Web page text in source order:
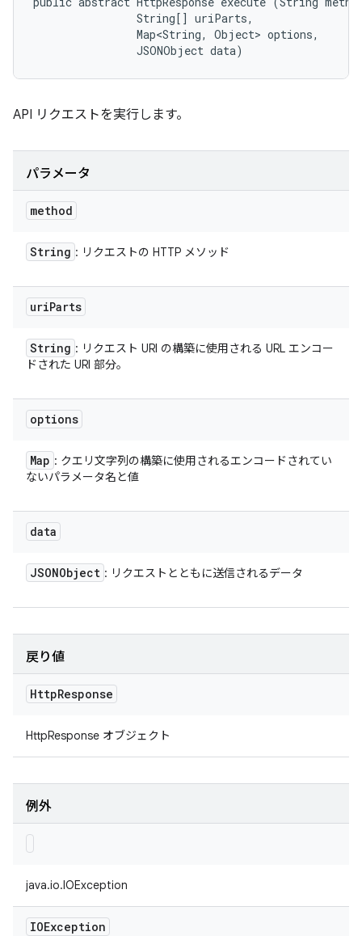
                String[] uriParts,
                Map<String, Object> options,
                JSONObject data)
API リクエストを実行します。
パラメータ
method
String : リクエストの HTTP メソッド
uriParts
String : リクエスト URI の構築に使用される URL エンコー
ドされた URI 部分。
options
Map : クエリ文字列の構築に使用されるエンコードされてい
ないパラメータ名と値
data
JSONObject : リクエストとともに送信されるデータ
戻り値
HttpResponse
HttpResponse オブジェクト
例外
java.io.IOException
IOException